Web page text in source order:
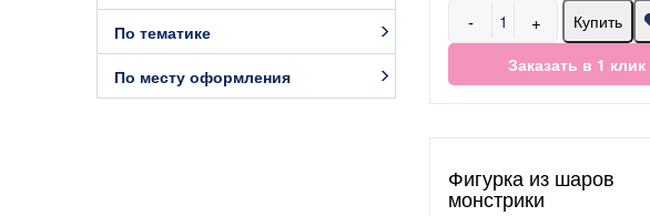
По тематике
По месту оформления
- +
Купить
Заказать в 1 клик
Фигурка из шаров
монстрики